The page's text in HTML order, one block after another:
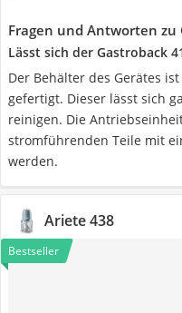
Fragen und Antworten zu
Lässt sich der Gastroback
Der Behälter des Gerätes
gefertigt. Dieser lässt sich
reinigen. Die
stromführenden Teile mit
werden.
Ariete 438
Bestseller